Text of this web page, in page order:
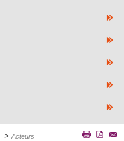
>Acteurs